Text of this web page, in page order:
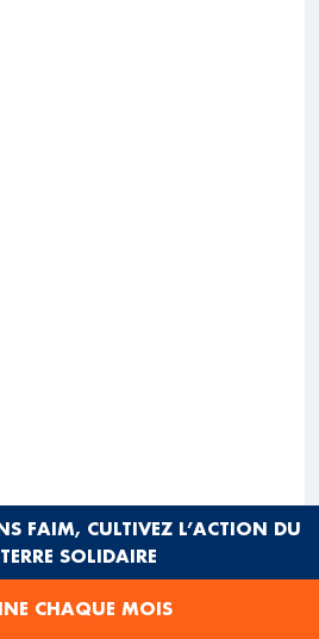
(chacun(e) apporte un plat salé
polyvalente : expositions,
FAIM, CULTIVEZ L’ACTION DU
SOLIDAIRE
CHAQUE MOIS